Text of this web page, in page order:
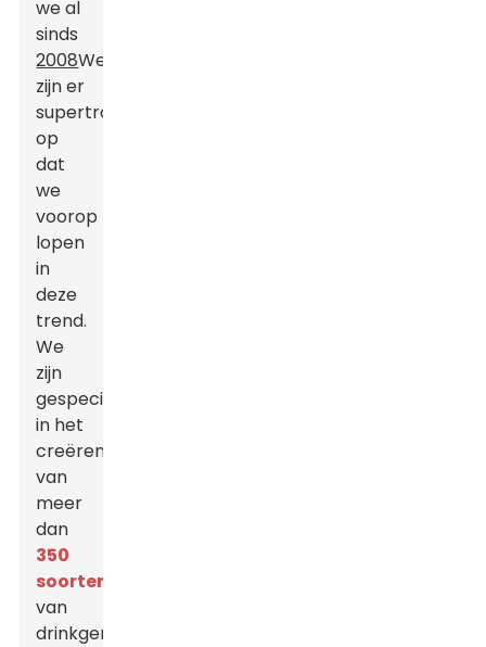
we al
sinds
2008We
zijn er
supertrots
op
dat
we
voorop
lopen
in
deze
trend.
We
zijn
gespecialiseerd
in het
creëren
van
meer
dan
350
soorten
van
drinkgerei